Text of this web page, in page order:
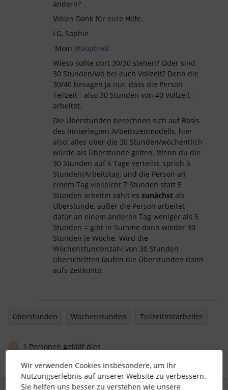
ändern?
Vielen Dank für eure Hilfe.
LG, Sophie
Moin @SophieB
Wieso sollte dort 30/30 stehen? Oder sind
30 Stunden/wö bei euch Vollzeit? Denn die
30/40 besagen ja nur, dass die Person
Teilzeit - also 30 Stunden von 40 Vollzeit -
arbeitet.
Die Überstunden berechnen sich auf Basis
des hinterlegten Arbeitszeitmodells, hier
also: alles über die 30 Stunden/wöchentlich
würde als Überstunde gelten. Wenn du die
30 Stunden auf 6 Tage verteilst, sprich 5
Stunden/Arbeitstag, und die Person an
einem Tag vielleicht 7 Stunden statt 5
Stunden arbeitet zählt es zunächst als
Überstunde, außer die Person arbeitet
dafür an einem anderen Tag weniger als 5
Stunden = gibt in Summe dann wieder 30
Stunden je Woche. Wird die
Wochenstundenzahl von 30 Stunden
überschritten laufen die Überstunden dann
aufs Zeitkonto.
überstunden Wochenstunden Teilzeitmitarbeiter
1 Personen gefällt dies
Wir verwenden Cookies insbesondere, um Ihr
Nutzungserlebnis auf unserer Website zu verbessern.
Sie helfen uns besser zu verstehen wie unsere